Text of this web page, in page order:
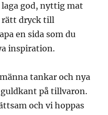
god, nyttig mat
rätt dryck till
en sida som du
inspiration.
tankar och nya
på tillvaron.
och vi hoppas